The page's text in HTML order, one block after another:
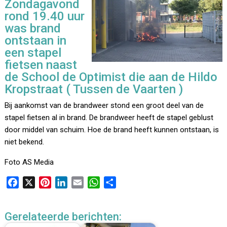
Zondagavond
rond 19.40 uur
was brand
ontstaan in
een stapel
fietsen naast
de School de Optimist die aan de Hildo
Kropstraat ( Tussen de Vaarten )
Bij aankomst van de brandweer stond een groot deel van de
stapel fietsen al in brand. De brandweer heeft de stapel geblust
door middel van schuim. Hoe de brand heeft kunnen ontstaan, is
niet bekend.
Foto AS Media
e
t
k
i
W
t
e
Gerelateerde berichten: